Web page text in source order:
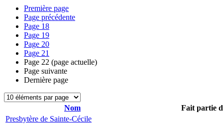
Première page
Page précédente
Page 18
Page 19
Page 20
Page 21
Page 22 (page actuelle)
Page suivante
Dernière page
Nom
Fait partie
Presbytère de Sainte-Cécile